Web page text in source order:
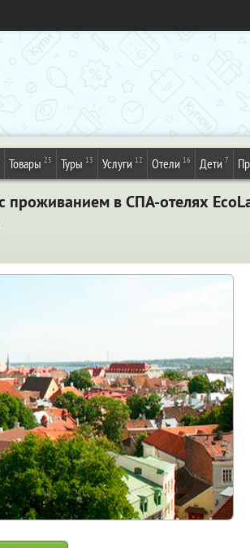
Товары 25 Туры 13 Услуги 12 Отели 16 Дети 7
проживанием в СПА-отелях